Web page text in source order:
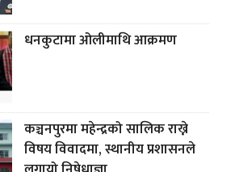
धनकुटामा ओलीमाथि आक्रमण
कञ्चनपुरमा महेन्द्रको सालिक राख्ने
विषय विवादमा, स्थानीय प्रशासनले